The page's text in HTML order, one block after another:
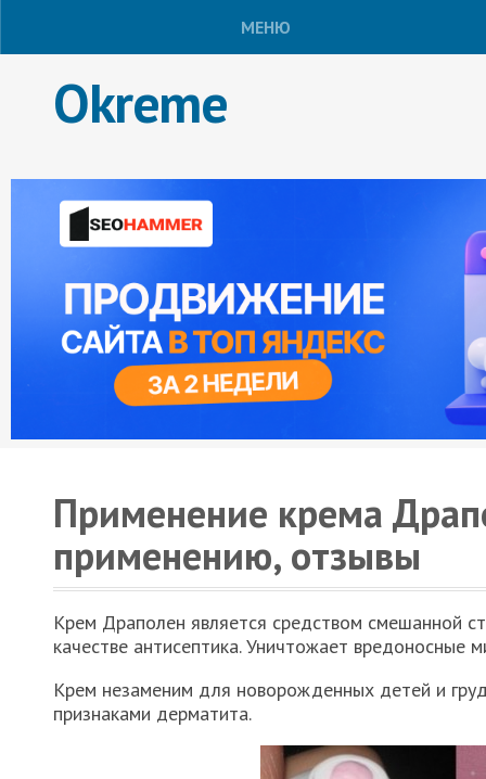
МЕНЮ
Okreme
Применение крема
применению, отзывы
Крем Драполен является средством смешанной
качестве антисептика. Уничтожает вредоносные
Крем незаменим для новорожденных детей и
признаками дерматита.